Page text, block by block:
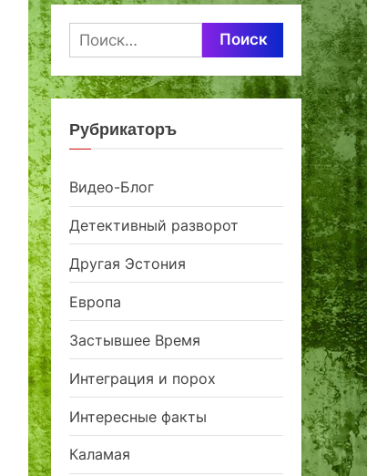
Найти:
Рубрикаторъ
Видео-Блог
Детективный разворот
Другая Эстония
Европа
Застывшее Время
Интеграция и порох
Интересные факты
Каламая